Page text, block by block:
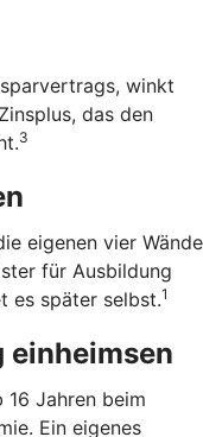
winkt
das den
3
eigenen vier Wände
für Ausbildung
es später selbst.1
einheimsen
Jahren beim
Ein eigenes